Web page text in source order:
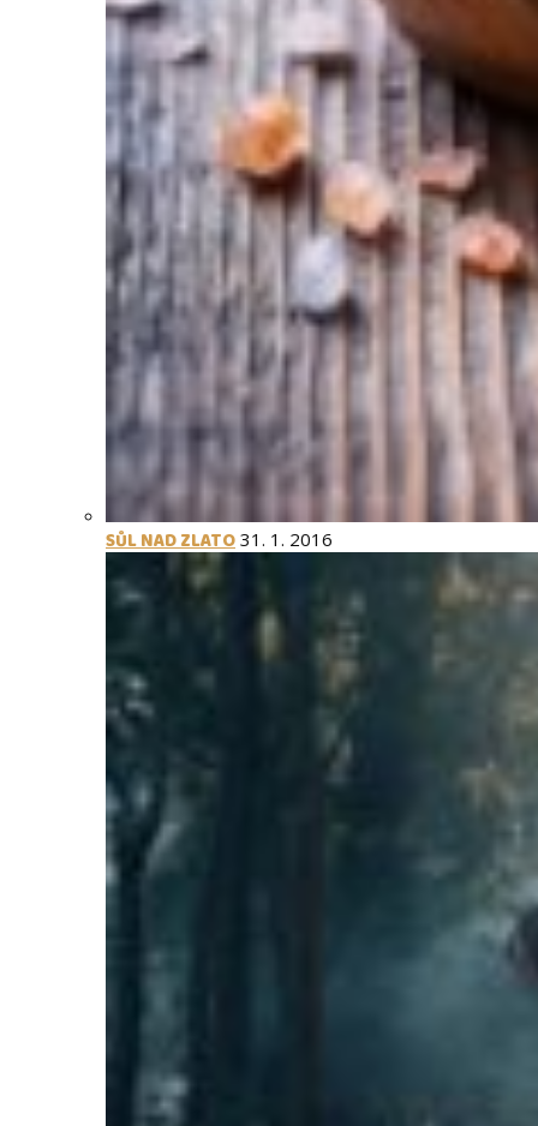
SŮL NAD ZLATO 31. 1. 2016